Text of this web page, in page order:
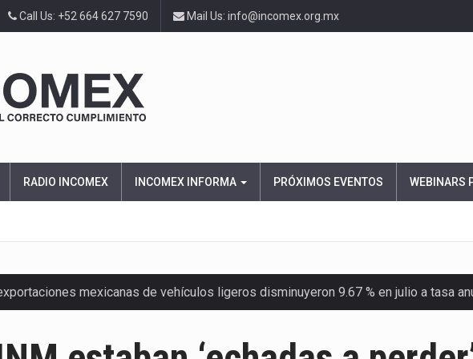
Call Us: +52 664 627 7590 Mail Us: info@incomex.org.mx
RADIO INCOMEX INCOMEX INFORMA PRÓXIMOS EVENTOS WEBINARS
mexicanas de vehículos ligeros disminuyeron 9.67 % en julio a tasa